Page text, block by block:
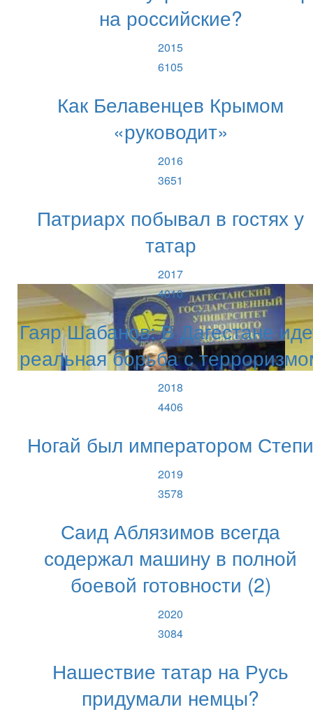
на российские?
2015
6105
Как Белавенцев Крымом
«руководит»
2016
3651
Патриарх побывал в гостях у
татар
2017
4010
Гаяр Шабанов: В Дагестане
реальная борьба с
2018
4406
Ногай был императором Степи
2019
3578
Саид Аблязимов всегда
содержал машину в полной
боевой готовности (2)
2020
3084
Нашествие татар на Русь
придумали немцы?